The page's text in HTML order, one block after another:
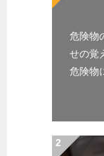
危険物
せの覚
危険物